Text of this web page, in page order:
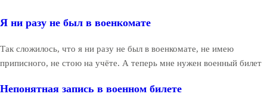
Я ни разу не был в военкомате
Так сложилось, что я ни разу не был в военкомате, не имею
приписного, не стою на учёте. А теперь мне нужен военный билет
Непонятная запись в военном билете